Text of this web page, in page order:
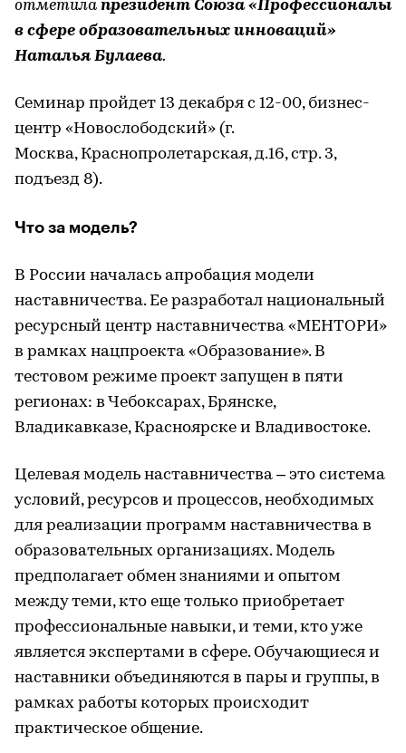
отметила президент Союза «Профессионалы
в сфере образовательных инноваций»
Наталья Булаева.
Семинар пройдет 13 декабря с 12-00, бизнес-
центр «Новослободский» (г.
Москва, Краснопролетарская, д.16, стр. 3,
подъезд 8).
Что за модель?
В России началась апробация модели
наставничества. Ее разработал национальный
ресурсный центр наставничества «МЕНТОРИ»
в рамках нацпроекта «Образование». В
тестовом режиме проект запущен в пяти
регионах: в Чебоксарах, Брянске,
Владикавказе, Красноярске и Владивостоке.
Целевая модель наставничества – это система
условий, ресурсов и процессов, необходимых
для реализации программ наставничества в
образовательных организациях. Модель
предполагает обмен знаниями и опытом
между теми, кто еще только приобретает
профессиональные навыки, и теми, кто уже
является экспертами в сфере. Обучающиеся и
наставники объединяются в пары и группы, в
рамках работы которых происходит
практическое общение.